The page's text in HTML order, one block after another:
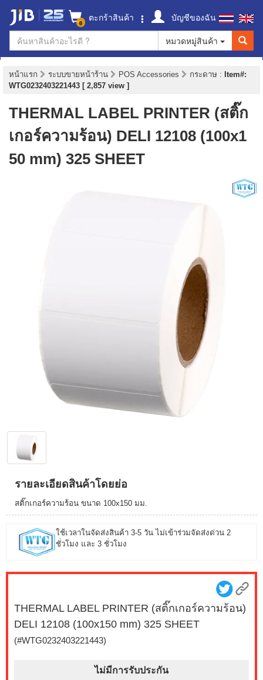
0 ตะกร้าสินค้า
บัญชีของฉัน
หมวดหมู่สินค้า
หน้าแรก ระบบขายหน้าร้าน POS Accessories กระดาษ : Item#:
WTG0232403221443 [ 2,857 view ]
THERMAL LABEL PRINTER (สติ๊ก
เกอร์ความร้อน) DELI 12108 (100x1
50 mm) 325 SHEET
รายละเอียดสินค้าโดยย่อ
สติ๊กเกอร์ความร้อน ขนาด 100x150 มม.
ใช้เวลาในจัดส่งสินค้า 3-5 วัน ไม่เข้าร่วมจัดส่งด่วน 2
ชั่วโมง และ 3 ชั่วโมง
THERMAL LABEL PRINTER (สติ๊กเกอร์ความร้อน)
DELI 12108 (100x150 mm) 325 SHEET
(#WTG0232403221443)
ไม่มีการรับประกัน